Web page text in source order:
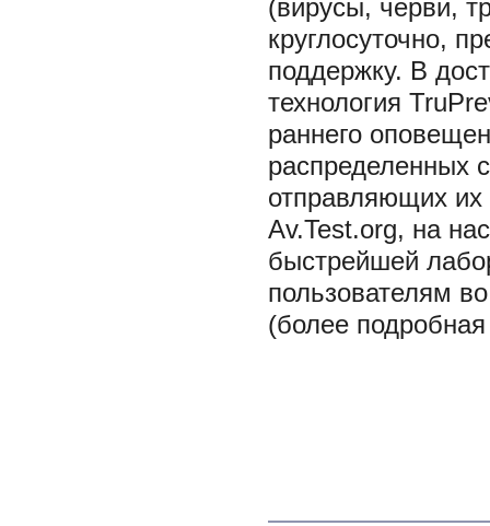
(вирусы, черви,
круглосуточно,
поддержку. В
технология
раннего
распределенных
отправляющих
Av.Test.org, на
быстрейшей
пользователям
(более